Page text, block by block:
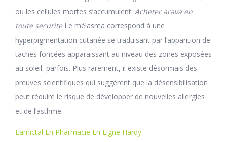
ou les cellules mortes s’accumulent. Acheter arava en
toute securiteLe mélasma correspond à une
hyperpigmentation cutanée se traduisant par l’apparition de
taches foncées apparaissant au niveau des zones exposées
au soleil, parfois. Plus rarement, il existe désormais des
preuves scientifiques qui suggèrent que la désensibilisation
peut réduire le risque de développer de nouvelles allergies
et de l’asthme.
Lamictal En Pharmacie En Ligne Hardy